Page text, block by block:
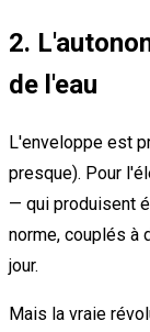
2.
de l'eau
L'enveloppe est
presque). Pour
— qui produisent
norme, couplés à
jour.
Mais la vraie